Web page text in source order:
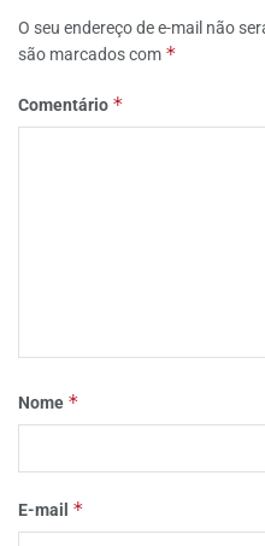
O seu endereço de e-mail não
são marcados com *
Comentário *
Nome *
E-mail *